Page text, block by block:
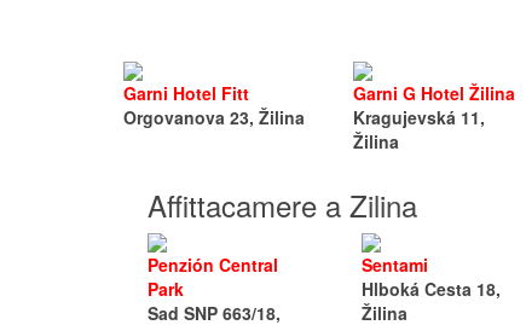
Garni Hotel Fitt
Orgovanova 23, Žilina
Garni G Hotel Žilina
Kragujevská 11,
Žilina
Affittacamere a Zilina
Penzión Central
Park
Sad SNP 663/18,
Sentami
Hlboká Cesta 18,
Žilina